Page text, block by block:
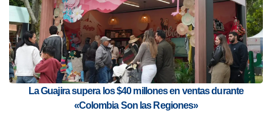
La Guajira supera los $40 millones en ventas durante
«Colombia Son las Regiones»